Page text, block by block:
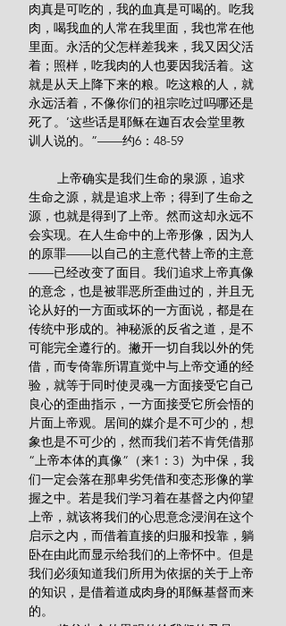
肉真是可吃的，我的血真是可喝的。吃我
肉，喝我血的人常在我里面，我也常在他
里面。永活的父怎样差我来，我又因父活
着；照样，吃我肉的人也要因我活着。这
就是从天上降下来的粮。吃这粮的人，就
永远活着，不像你们的祖宗吃过吗哪还是
死了。’这些话是耶稣在迦百农会堂里教
训人说的。”——约6：48-59
生命之源，就是追求上帝；得到了生命之
源，也就是得到了上帝。然而这却永远不
会实现。在人生命中的上帝形像，因为人
的原罪——以自己的主意代替上帝的主意
——已经改变了面目。我们追求上帝真像
的意念，也是被罪恶所歪曲过的，并且无
论从好的一方面或坏的一方面说，都是在
传统中形成的。神秘派的反省之道，是不
可能完全遵行的。撇开一切自我以外的凭
借，而专倚靠所谓直觉中与上帝交通的经
验，就等于同时使灵魂一方面接受它自己
良心的歪曲指示，一方面接受它所会悟的
片面上帝观。居间的媒介是不可少的，想
象也是不可少的，然而我们若不肯凭借那
“上帝本体的真像”（来1：3）为中保，我
们一定会落在那卑劣凭借和变态形像的掌
握之中。若是我们学习着在基督之内仰望
上帝，就该将我们的心思意念浸润在这个
启示之内，而借着直接的归服和投靠，躺
卧在由此而显示给我们的上帝怀中。但是
我们必须知道我们所用为依据的关于上帝
的知识，是借着道成肉身的耶稣基督而来
的。